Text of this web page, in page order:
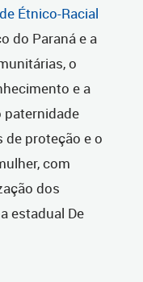
Étnico-Racial
do Paraná e a
o
e a
paternidade
de proteção e o
com
dos
estadual De